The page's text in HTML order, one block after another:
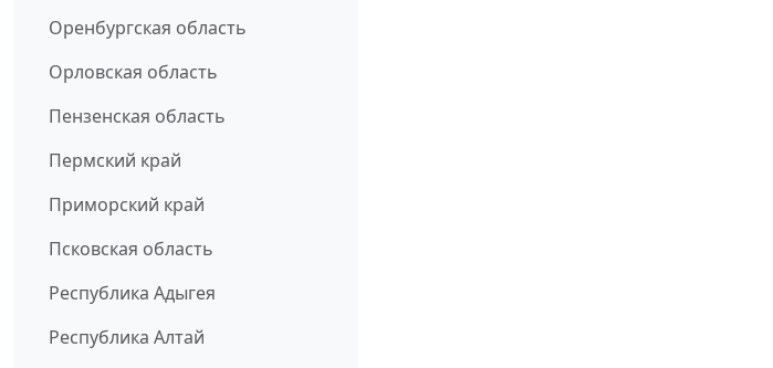
Оренбургская область
Орловская область
Пензенская область
Пермский край
Приморский край
Псковская область
Республика Адыгея
Республика Алтай